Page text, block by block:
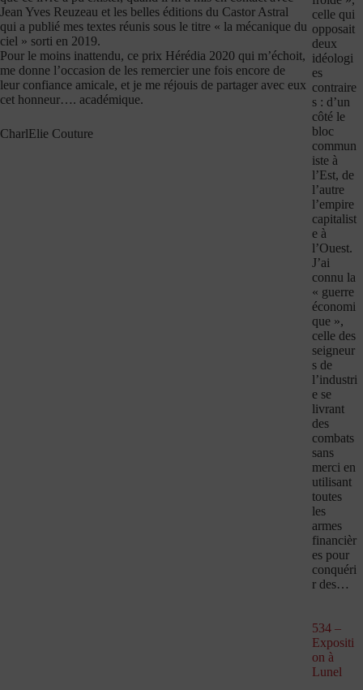
Jean Yves Reuzeau et les belles éditions du Castor Astral
qui a publié mes textes réunis sous le titre « la mécanique du
ciel » sorti en 2019.
Pour le moins inattendu, ce prix Hérédia 2020 qui m’échoit,
me donne l’occasion de les remercier une fois encore de
leur confiance amicale, et je me réjouis de partager avec eux
cet honneur…. académique.
CharlElie Couture
celle qui
opposait
deux
idéologi
es
contraire
s : d’un
côté le
bloc
commun
iste à
l’Est, de
l’autre
l’empire
capitalist
e à
l’Ouest.
J’ai
connu la
« guerre
économi
que »,
celle des
seigneur
s de
l’industri
e se
livrant
des
combats
sans
merci en
utilisant
toutes
les
armes
financièr
es pour
conquéri
r des…
534 –
Expositi
on à
Lunel